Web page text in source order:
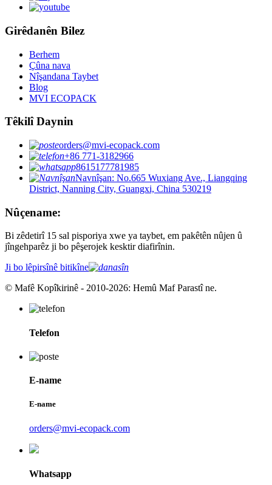
Girêdanên Bilez
Berhem
Çûna nava
Nîşandana Taybet
Blog
MVI ECOPACK
Têkilî Daynin
orders@mvi-ecopack.com
+86 771-3182966
8615177781985
Navnîşan: No.665 Wuxiang Ave., Liangqing
District, Nanning City, Guangxi, China 530219
Nûçename:
Bi zêdetirî 15 sal pisporiya xwe ya taybet, em pakêtên nûjen û
jîngehparêz ji bo pêşerojek kesktir diafirînin.
Ji bo lêpirsînê bitikîne
© Mafê Kopîkirinê - 2010-2026: Hemû Maf Parastî ne.
Telefon
E-name
E-name
orders@mvi-ecopack.com
Whatsapp